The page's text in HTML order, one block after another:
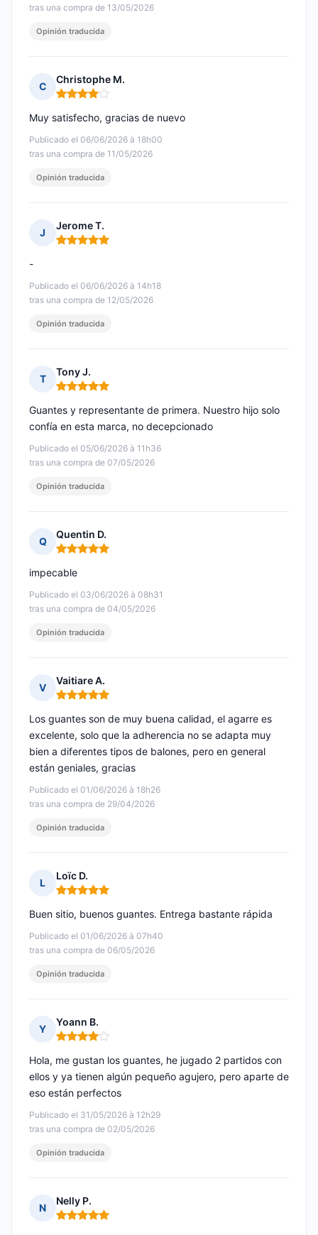
tras una compra de 13/05/2026
Opinión traducida
C
Christophe M.
Nota: 4 de 5
Publicado el 06/06/2026 à 18h00
tras una compra de 11/05/2026
Muy satisfecho, gracias de nuevo
Opinión traducida
J
Jerome T.
Nota: 5 de 5
Publicado el 06/06/2026 à 14h18
tras una compra de 12/05/2026
-
Opinión traducida
T
Tony J.
Nota: 5 de 5
Publicado el 05/06/2026 à 11h36
tras una compra de 07/05/2026
Guantes y representante de primera. Nuestro hijo solo
confía en esta marca, no decepcionado
Opinión traducida
Q
Quentin D.
Nota: 5 de 5
Publicado el 03/06/2026 à 08h31
tras una compra de 04/05/2026
impecable
Opinión traducida
V
Vaitiare A.
Nota: 5 de 5
Publicado el 01/06/2026 à 18h26
tras una compra de 29/04/2026
Los guantes son de muy buena calidad, el agarre es
excelente, solo que la adherencia no se adapta muy
bien a diferentes tipos de balones, pero en general
están geniales, gracias
Opinión traducida
L
Loïc D.
Nota: 5 de 5
Publicado el 01/06/2026 à 07h40
tras una compra de 06/05/2026
Buen sitio, buenos guantes. Entrega bastante rápida
Opinión traducida
Y
Yoann B.
Nota: 4 de 5
Publicado el 31/05/2026 à 12h29
tras una compra de 02/05/2026
Hola, me gustan los guantes, he jugado 2 partidos con
ellos y ya tienen algún pequeño agujero, pero aparte de
eso están perfectos
Opinión traducida
N
Nelly P.
Nota: 5 de 5